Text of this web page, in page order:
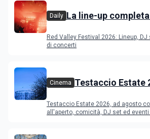
Daily La line-up completa
Red Valley Festival 2026: Lineup,
di concerti
Cinema Testaccio Estate
Ferragosto
Testaccio Estate 2026, ad agosto
all'aperto, comicità, DJ set ed